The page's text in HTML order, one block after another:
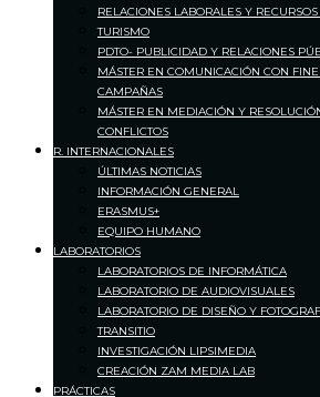
RELACIONES LABORALES Y
TURISMO
PDTO- PUBLICIDAD Y RELACIONES
MÁSTER EN COMUNICACIÓN CON
CAMPAÑAS
MÁSTER EN MEDIACIÓN Y
CONFLICTOS
R. INTERNACIONALES
ÚLTIMAS NOTICIAS
INFORMACIÓN GENERAL
ERASMUS+
EQUIPO HUMANO
LABORATORIOS
LABORATORIOS DE INFORMÁTICA
LABORATORIO DE AUDIOVISUALES
LABORATORIO DE DISEÑO Y
TRANSITIO
INVESTIGACIÓN LIPSIMEDIA
CREACIÓN ZAM MEDIA LAB
PRÁCTICAS